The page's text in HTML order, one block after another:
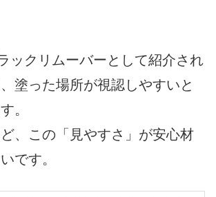
ックリムーバーとして紹介され
塗った場所が視認しやすいと
。
、この「見やすさ」が安心材
です。